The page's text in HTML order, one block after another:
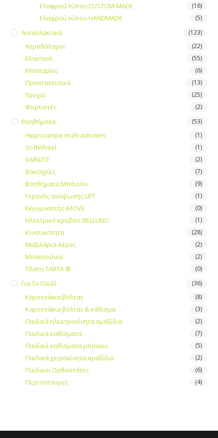
Ελαφρού τύπου CUSTOM-MADE (16)
Ελαφρού τύπου HANDMADE (5)
Ανταλλακτικά (123)
Αεροθάλαμοι (22)
Ελαστικά (55)
Μπαταρίες (6)
Προστατευτικά (13)
Τροχοί (25)
Φορτιστές (2)
Βοηθήματα (53)
Hippocampe multi-activities (1)
SoftWheel (1)
VARILITE (2)
Βακτηρίες (7)
Βοηθήματα Μπάνιου (9)
Γερανός ανύψωσης LIFT (1)
Εκγυμναστής iMOVE (0)
Ηλεκτρικό κρεβάτι BELLUNO (1)
Κινητικότητα (28)
Μαξιλάρια Αέρος (2)
Μπαστούνια (2)
Πλάτη TARTA ® (0)
Για Το Παιδί (36)
Καροτσάκια βόλτας (8)
Καροτσάκια βόλτας & κάθισμα (3)
Παιδικά ηλεκτροκίνητα αμαξίδια (2)
Παιδικά καθίσματα (7)
Παιδικά καθίσματα μπάνιου (5)
Παιδικά χειροκίνητα αμαξίδια (2)
Παιδικοί Ορθοστάτες (6)
Περιπατούρες (4)